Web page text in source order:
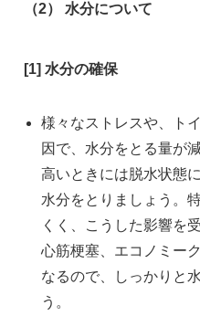
（2） 水分について
[1] 水分の確保
様々なストレスや、ト
因で、水分をとる量が
高いときには脱水状態
水分をとりましょう。
くく、こうした影響を
心筋梗塞、エコノミー
なるので、しっかりと
う。